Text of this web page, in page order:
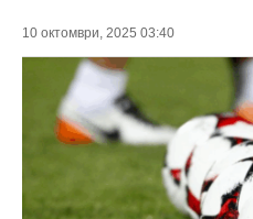
10 октомври, 2025 03:40